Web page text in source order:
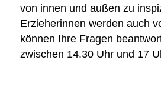
von innen und außen zu
Erzieherinnen werden auch
können Ihre Fragen
zwischen 14.30 Uhr und 17